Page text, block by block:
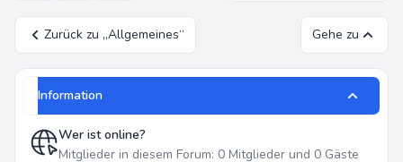
Zurück zu „Allgemeines“ Gehe zu
Information
Wer ist online?
Mitglieder in diesem Forum: 0 Mitglieder und 0 Gäste